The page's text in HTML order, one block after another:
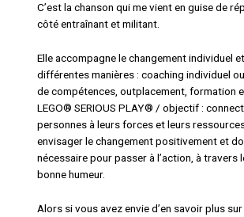
C’est la chanson qui me vient en guise de
côté entraînant et militant.
Elle accompagne le changement individuel
différentes manières : coaching individuel
de compétences, outplacement, formation
LEGO® SERIOUS PLAY® / objectif :
personnes à leurs forces et leurs
envisager le changement positivement et
nécessaire pour passer à l’action, à travers
bonne humeur.
Alors si vous avez envie d’en savoir plus